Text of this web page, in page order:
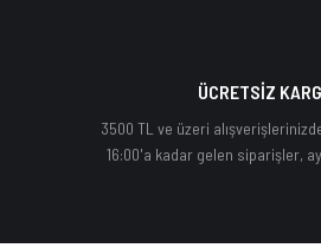
ÜCRETSİZ
3500 TL ve üzeri
16:00'a kadar gelen siparişler,